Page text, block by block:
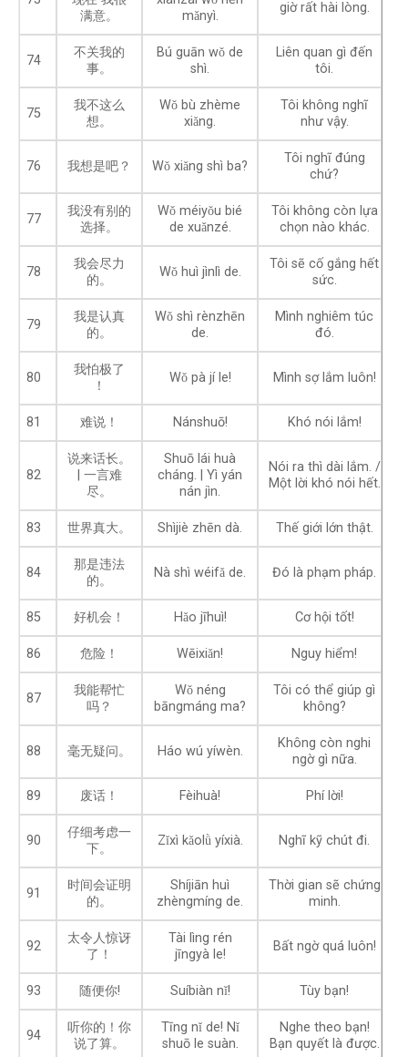
满意。
mǎnyì.
giờ rất hài lòng.
74
不关我的
事。
Bú guān wǒ de
shì.
Liên quan gì đến
tôi.
75
我不这么
想。
Wǒ bù zhème
xiǎng.
Tôi không nghĩ
như vậy.
76 我想是吧？ Wǒ xiǎng shì ba?
Tôi nghĩ đúng
chứ?
77
我没有别的
选择。
Wǒ méiyǒu bié
de xuǎnzé.
Tôi không còn lựa
chọn nào khác.
78
我会尽力
的。
Wǒ huì jìnlì de.
Tôi sẽ cố gắng hết
sức.
79
我是认真
的。
Wǒ shì rènzhēn
de.
Mình nghiêm túc
đó.
80
我怕极了
！
Wǒ pà jí le! Mình sợ lắm luôn!
81 难说！ Nánshuō! Khó nói lắm!
82
说来话长。
| 一言难
尽。
Shuō lái huà
cháng. | Yì yán
nán jìn.
Nói ra thì dài lắm. /
Một lời khó nói hết.
83 世界真大。 Shìjiè zhēn dà. Thế giới lớn thật.
84
那是违法
的。
Nà shì wéifǎ de. Đó là phạm pháp.
85 好机会！ Hǎo jīhuì! Cơ hội tốt!
86 危险！ Wēixiǎn! Nguy hiểm!
87
我能帮忙
吗？
Wǒ néng
bāngmáng ma?
Tôi có thể giúp gì
không?
88 毫无疑问。 Háo wú yíwèn.
Không còn nghi
ngờ gì nữa.
89 废话！ Fèihuà! Phí lời!
90
仔细考虑一
下。
Zǐxì kǎolǜ yíxià. Nghĩ kỹ chút đi.
91
时间会证明
的。
Shíjiān huì
zhèngmíng de.
Thời gian sẽ chứng
minh.
92
太令人惊讶
了！
Tài lìng rén
jīngyà le!
Bất ngờ quá luôn!
93 随便你! Suíbiàn nǐ! Tùy bạn!
94
听你的！你
说了算。
Tīng nǐ de! Nǐ
shuō le suàn.
Nghe theo bạn!
Bạn quyết là được.